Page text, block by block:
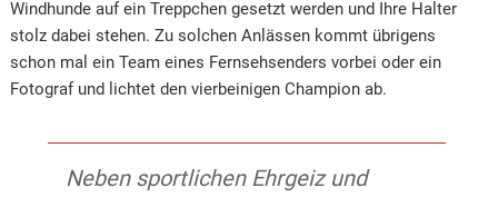
Windhunde auf ein Treppchen gesetzt werden und Ihre Halter
stolz dabei stehen. Zu solchen Anlässen kommt übrigens
schon mal ein Team eines Fernsehsenders vorbei oder ein
Fotograf und lichtet den vierbeinigen Champion ab.
Neben sportlichen Ehrgeiz und